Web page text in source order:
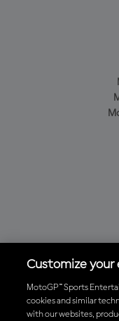
Baixe o
Customize your
MotoGP™ Sports
cookies and similar
with our websites,